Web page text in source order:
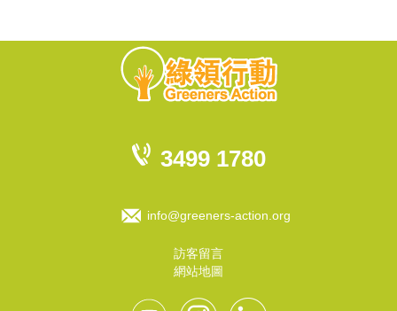
3499 1780
info@greeners-action.org
訪客留言
網站地圖